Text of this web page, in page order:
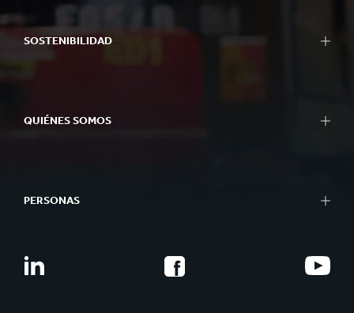
SOSTENIBILIDAD
QUIÉNES SOMOS
PERSONAS